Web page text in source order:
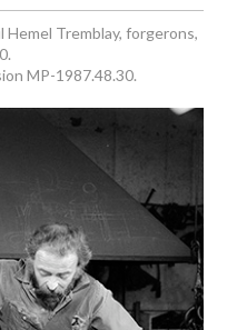
Hemel Tremblay, forgerons,
MP-1987.48.30.